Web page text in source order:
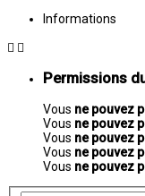
Informations
Permissions
Vous ne pouvez
Vous ne pouvez
Vous ne pouvez
Vous ne pouvez
Vous ne pouvez